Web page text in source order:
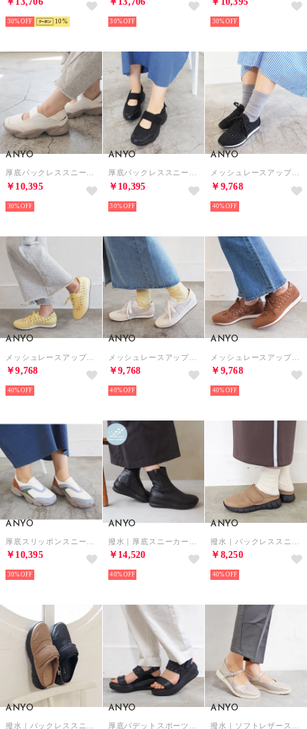
30% 10 30% 30%
ANYO
厚底バックレススニーカー （ホワイト）
￥10,395
30%
ANYO
厚底バックレススニーカー （ブラック）
￥10,395
30%
ANYO
メッシュレースアップスニーカー （ブラック）
￥9,768
40%
ANYO
￥9,768
40%
ANYO
￥9,768
40%
ANYO
￥9,768
40%
ANYO
￥10,395
30%
ANYO
￥14,520
40%
ANYO
￥8,250
40%
ANYO ANYO ANYO